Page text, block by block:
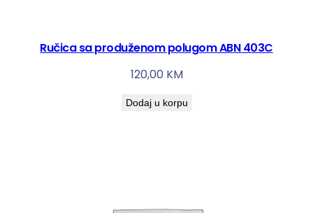
Ručica sa produženom polugom ABN 403C
120,00 KM
Dodaj u korpu